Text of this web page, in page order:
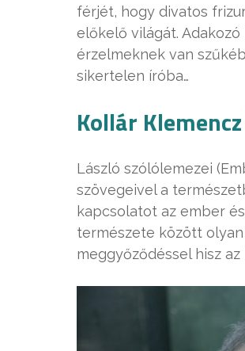
férjét, hogy divatos
előkelő világát.
érzelmeknek van
sikertelen íróba…
Kollár
László szólólemezei
szövegeivel a
kapcsolatot az ember
természete között olyan
meggyőződéssel hisz az